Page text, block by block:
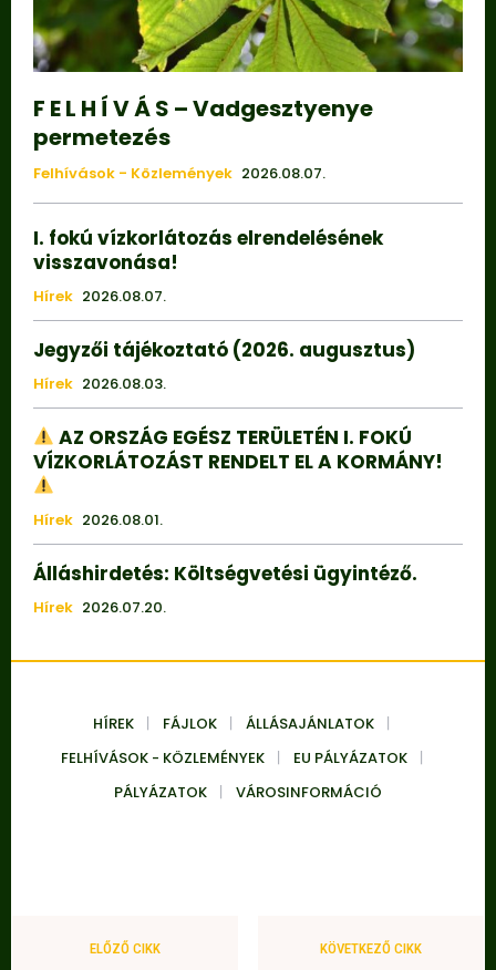
F E L H Í V Á S – Vadgesztyenye
permetezés
Felhívások - Közlemények 2026.08.07.
I. fokú vízkorlátozás elrendelésének
visszavonása!
Hírek 2026.08.07.
Jegyzői tájékoztató (2026. augusztus)
Hírek 2026.08.03.
AZ ORSZÁG EGÉSZ TERÜLETÉN I. FOKÚ
VÍZKORLÁTOZÁST RENDELT EL A KORMÁNY!
Hírek 2026.08.01.
Álláshirdetés: Költségvetési ügyintéző.
Hírek 2026.07.20.
HÍREK FÁJLOK
ÁLLÁSAJÁNLATOK
FELHÍVÁSOK - KÖZLEMÉNYEK
EU PÁLYÁZATOK
PÁLYÁZATOK
VÁROSINFORMÁCIÓ
ELŐZŐ CIKK KÖVETKEZŐ CIKK